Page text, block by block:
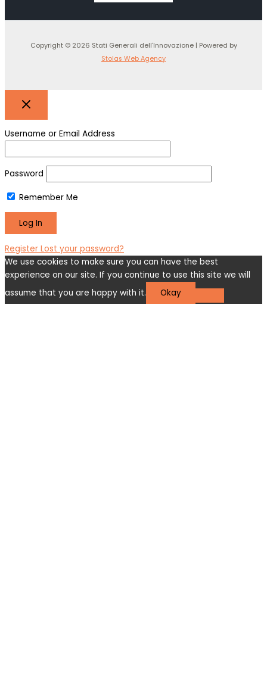
Copyright © 2026 Stati Generali dell'Innovazione | Powered by
Stolas Web Agency
Username or Email Address
Password
Remember Me
Register Lost your password?
We use cookies to make sure you can have the best
experience on our site. If you continue to use this site we will
assume that you are happy with it.
Okay